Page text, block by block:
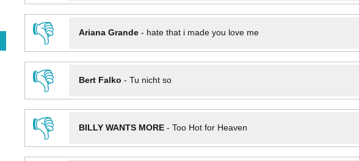
👎
Ariana Grande- hate that i made you love me
👎
Bert Falko - Tu nicht so
👎
BILLY WANTS MORE- Too Hot for Heaven